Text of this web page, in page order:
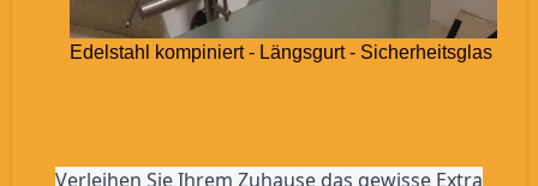
Edelstahl kompiniert - Längsgurt - Sicherheitsglas
Verleihen Sie Ihrem Zuhause das gewisse Extra